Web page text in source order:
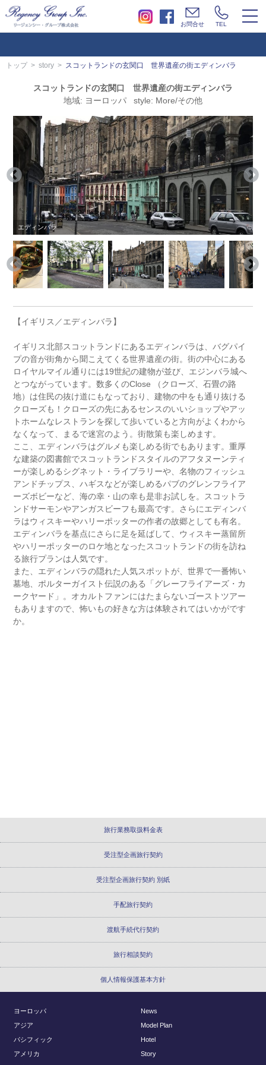
お問合せ TEL
トップ story スコットランドの玄関口 世界遺産の街エディンバラ
スコットランドの玄関口 世界遺産の街エディンバラ
地域: ヨーロッパ style: More/その他
エディンバラ
【イギリス／エディンバラ】
イギリス北部スコットランドにあるエディンバラは、バグパイ
プの音が街角から聞こえてくる世界遺産の街。街の中心にある
ロイヤルマイル通りには19世紀の建物が並び、エジンバラ城へ
とつながっています。数多くのClose （クローズ、石畳の路
地）は住民の抜け道にもなっており、建物の中をも通り抜ける
クローズも！クローズの先にあるセンスのいいショップやアッ
トホームなレストランを探して歩いていると方向がよくわから
なくなって、まるで迷宮のよう。街散策も楽しめます。
ここ、エディンバラはグルメも楽しめる街でもあります。重厚
な建築の図書館でスコットランドスタイルのアフタヌーンティ
ーが楽しめるシグネット・ライブラリーや、名物のフィッシュ
アンドチップス、ハギスなどが楽しめるパブのグレンフライア
ーズボビーなど、海の幸・山の幸も是非お試しを。スコットラ
ンドサーモンやアンガスビーフも最高です。さらにエディンバ
ラはウィスキーやハリーポッターの作者の故郷としても有名。
エディンバラを基点にさらに足を延ばして、ウィスキー蒸留所
やハリーポッターのロケ地となったスコットランドの街を訪ね
る旅行プランは人気です。
また、エディンバラの隠れた人気スポットが、世界で一番怖い
墓地、ポルターガイスト伝説のある「グレーフライアーズ・カ
ークヤード」。オカルトファンにはたまらないゴーストツアー
もありますので、怖いもの好きな方は体験されてはいかがです
か。
旅行業務取扱料金表
受注型企画旅行契約
受注型企画旅行契約 別紙
手配旅行契約
渡航手続代行契約
旅行相談契約
個人情報保護基本方針
ヨーロッパ
アジア
パシフィック
アメリカ
News
Model Plan
Hotel
Story